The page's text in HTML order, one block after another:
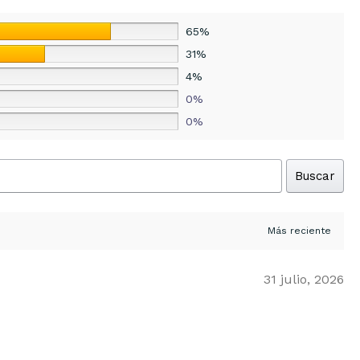
65%
31%
4%
0%
0%
Buscar
31 julio, 2026